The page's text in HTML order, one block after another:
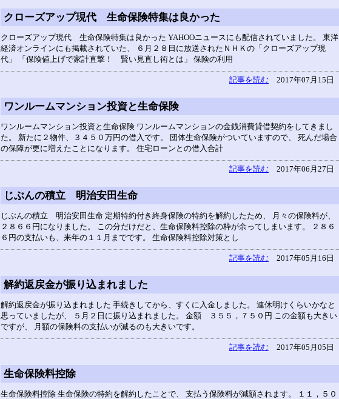
クローズアップ現代 生命保険特集は良かった
クローズアップ現代 生命保険特集は良かった YAHOOニュースにも配信されていました。 東洋
経済オンラインにも掲載されていた、 ６月２８日に放送されたＮＨＫの「クローズアップ現
代」 「保険値上げで家計直撃！ 賢い見直し術とは」 保険の利用
記事を読む 2017年07月15日
ワンルームマンション投資と生命保険
ワンルームマンション投資と生命保険 ワンルームマンションの金銭消費貸借契約をしてきまし
た。 新たに２物件、３４５０万円の借入です。 団体生命保険がついていますので、 死んだ場合
の保障が更に増えたことになります。 住宅ローンとの借入合計
記事を読む 2017年06月27日
じぶんの積立 明治安田生命
じぶんの積立 明治安田生命 定期特約付き終身保険の特約を解約したため、 月々の保険料が、
２８６６円になりました。 この分だけだと、生命保険料控除の枠が余ってしまいます。 ２８６
６円の支払いも、来年の１１月までです。 生命保険料控除対策とし
記事を読む 2017年05月16日
解約返戻金が振り込まれました
解約返戻金が振り込まれました 手続きしてから、すくに入金しました。 連休明けくらいかなと
思っていましたが、 ５月２日に振り込まれました。 金額 ３５５，７５０円 この金額も大きい
ですが、 月額の保険料の支払いが減るのも大きいです。
記事を読む 2017年05月05日
生命保険料控除
生命保険料控除 生命保険の特約を解約したことで、 支払う保険料が減額されます。 １１，５０